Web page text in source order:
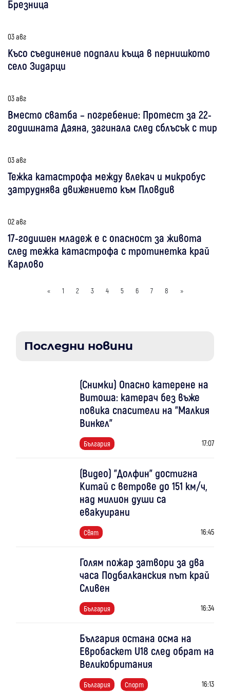
Брезница
03 авг
Късо съединение подпали къща в пернишкото
село Зидарци
03 авг
Вместо сватба – погребение: Протест за 22-
годишната Даяна, загинала след сблъсък с тир
03 авг
Тежка катастрофа между влекач и микробус
затруднява движението към Пловдив
02 авг
17-годишен младеж е с опасност за живота
след тежка катастрофа с тротинетка край
Карлово
« 1 2 3 4 5 6 7 8 »
Последни новини
(Снимки) Опасно катерене на
Витоша: катерач без въже
повика спасители на "Малкия
Винкел"
България 17:07
(Видео) "Долфин" достигна
Китай с ветрове до 151 км/ч,
над милион души са
евакуирани
Свят 16:45
Голям пожар затвори за два
часа Подбалканския път край
Сливен
България 16:34
България остана осма на
Евробаскет U18 след обрат на
Великобритания
България Спорт 16:13